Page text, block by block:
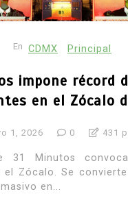
En CDMX Principal
impone récord
en el Zócalo
1, 2026 0 431
31 Minutos
el Zócalo. Se
en...